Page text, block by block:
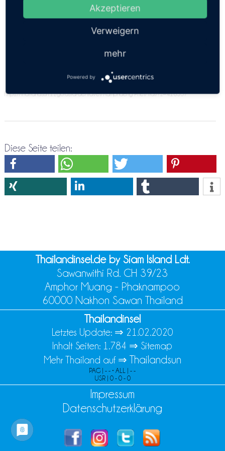
angeben. Bitte versuche es doch nochmals über die
https://thailandsun.12go.asia/de/travel/Kamphaeng Phet/Trat/?z=416557
Diese Seite teilen:
Thailandinsel.de by Siam Island Ldt.
Sawanwithi Rd. CH 39/23
Amphor Muang - Phaknampoo
60000 Nakhon Sawan Thailand
Thailandinsel
Letztes Update: ⇒ 21.02.2020
Inhalt Seiten: 1.784 ⇒ Sitemap
Mehr Thailand auf ⇒ Thailandsun
PAG | - - • ALL | - -
USR | 0 - 0 - 0
Impressum
Datenschutzerklärung
Akzeptieren
Verweigern
mehr
Powered by